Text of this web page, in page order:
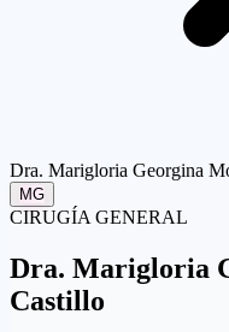
Dra. Marigloria Georgina
MG
CIRUGÍA GENERAL
Dra. Marigloria
Castillo